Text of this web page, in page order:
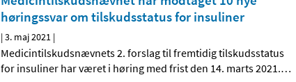
høringssvar om tilskudsstatus for insuliner
|3. maj 2021 |
Medicintilskudsnævnets 2. forslag til fremtidig tilskudsstatus
for insuliner har været i høring med frist den 14. marts 2021.…